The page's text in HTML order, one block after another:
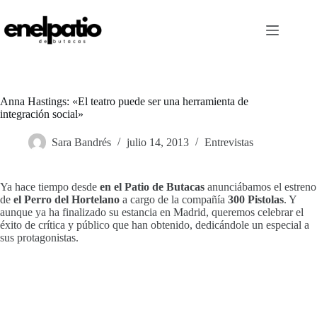
contenido
Anna Hastings: «El teatro puede ser una herramienta de
integración social»
Sara Bandrés julio 14, 2013 Entrevistas
Ya hace tiempo desde en el Patio de Butacas anunciábamos el estreno
de el Perro del Hortelano a cargo de la compañía 300 Pistolas. Y
aunque ya ha finalizado su estancia en Madrid, queremos celebrar el
éxito de crítica y público que han obtenido, dedicándole un especial a
sus protagonistas.